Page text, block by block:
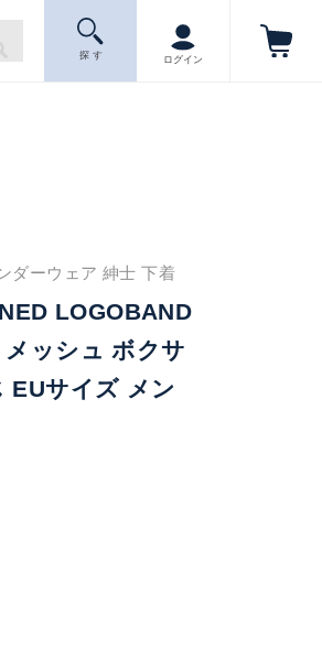
探 す ログイン
ダーウェア 紳士 下着
LOGOBAND
ッシュ ボクサ
EUサイズ メン